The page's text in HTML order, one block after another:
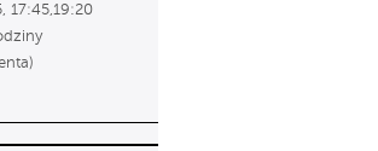
17:45,19:20